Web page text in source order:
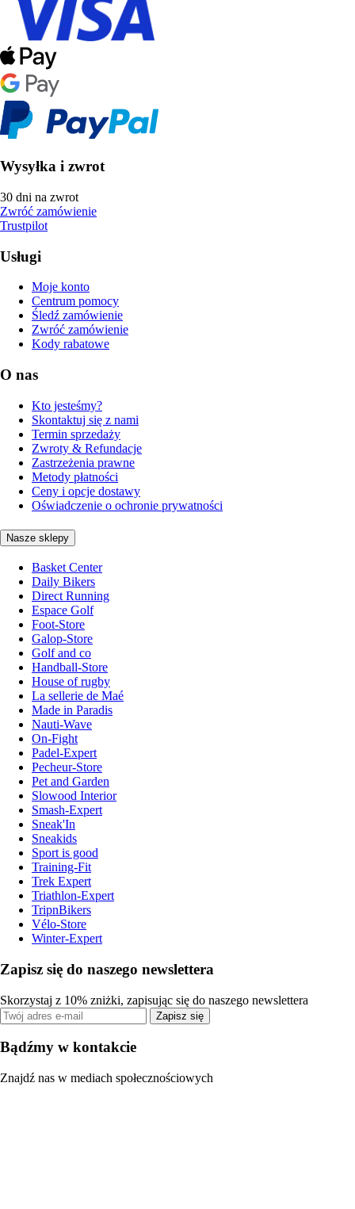
Wysyłka i zwrot
30 dni na zwrot
Zwróć zamówienie
Trustpilot
Usługi
Moje konto
Centrum pomocy
Śledź zamówienie
Zwróć zamówienie
Kody rabatowe
O nas
Kto jesteśmy?
Skontaktuj się z nami
Termin sprzedaży
Zwroty & Refundacje
Zastrzeżenia prawne
Metody płatności
Ceny i opcje dostawy
Oświadczenie o ochronie prywatności
Nasze sklepy
Basket Center
Daily Bikers
Direct Running
Espace Golf
Foot-Store
Galop-Store
Golf and co
Handball-Store
House of rugby
La sellerie de Maé
Made in Paradis
Nauti-Wave
On-Fight
Padel-Expert
Pecheur-Store
Pet and Garden
Slowood Interior
Smash-Expert
Sneak'In
Sneakids
Sport is good
Training-Fit
Trek Expert
Triathlon-Expert
TripnBikers
Vélo-Store
Winter-Expert
Zapisz się do naszego newslettera
Skorzystaj z 10% zniżki, zapisując się do naszego newslettera
Zapisz się
Bądźmy w kontakcie
Znajdź nas w mediach społecznościowych